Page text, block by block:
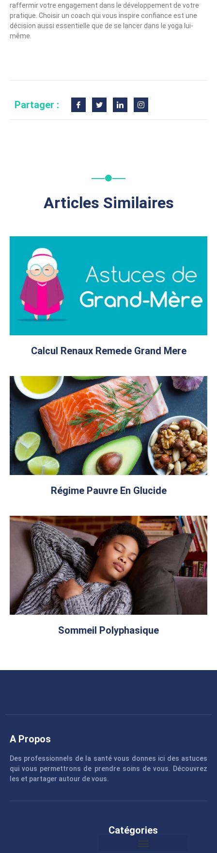
raffermir votre engagement dans le développement de votre
pratique. Choisir un coach qui vous inspire confiance est une
décision aussi essentielle que de se lancer dans le yoga lui-
même.
Partager :
Articles Similaires
Calcul Renaux Remede Grand Mere
Régime Pauvre En Glucide
Sommeil Polyphasique
A Propos
Des professionnels de la santé vous donnes ici des astuces
qui vous permettrons de prendre soins de vous. Découvrez
les et partager autour de vous.
Catégories